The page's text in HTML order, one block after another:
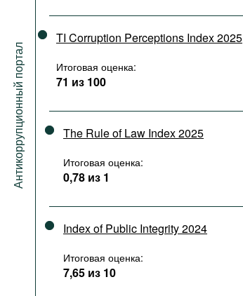
Антикоррупционный портал
TI Corruption Perceptions Index 2025
Итоговая оценка:
71 из 100
The Rule of Law Index 2025
Итоговая оценка:
0,78 из 1
Index of Public Integrity 2024
Итоговая оценка:
7,65 из 10